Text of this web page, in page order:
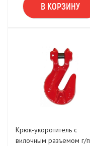
В КОРЗИНУ
Крюк-укоротитель с
вилочным разъемом г/п